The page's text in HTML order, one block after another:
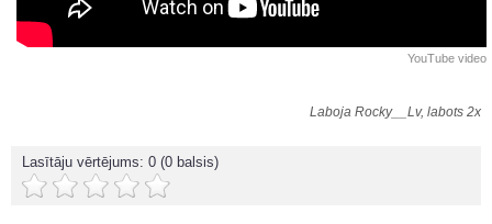
YouTube video
Laboja Rocky__Lv, labots 2x
Lasītāju vērtējums: 0 (0 balsis)